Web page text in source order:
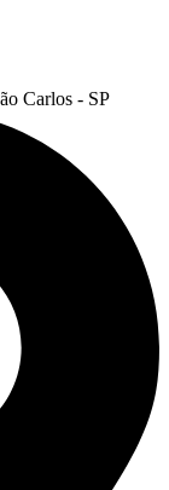
Carlos - SP